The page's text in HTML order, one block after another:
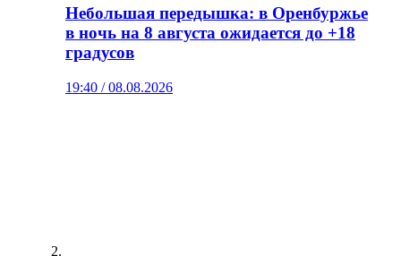
Небольшая передышка: в Оренбуржье
в ночь на 8 августа ожидается до +18
градусов
19:40 / 08.08.2026